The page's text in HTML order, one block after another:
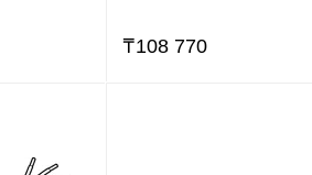
₸108 770